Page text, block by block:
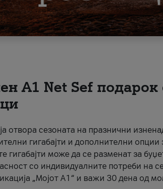
A1 Net Sеf
отвора сезоната на празнични
гигабајти и дополнителни
гигабајти може да се разменат за
со индивидуалните потреби на
„Мојот А1“ и важи 30 дена од